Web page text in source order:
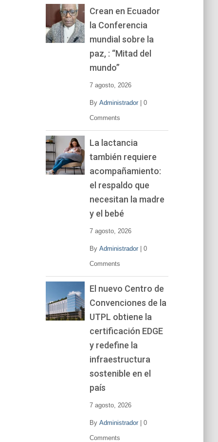
Crean en Ecuador
la Conferencia
mundial sobre la
paz, : “Mitad del
mundo”
7 agosto, 2026
By Administrador| 0
Comments
La lactancia
también requiere
acompañamiento:
el respaldo que
necesitan la madre
y el bebé
7 agosto, 2026
By Administrador| 0
Comments
El nuevo Centro de
Convenciones de la
UTPL obtiene la
certificación EDGE
y redefine la
infraestructura
sostenible en el
país
7 agosto, 2026
By Administrador| 0
Comments